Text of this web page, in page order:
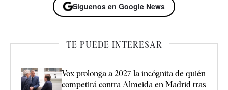
Síguenos en Google News
TE PUEDE INTERESAR
Vox prolonga a 2027 la incógnita de quién
competirá contra Almeida en Madrid tras